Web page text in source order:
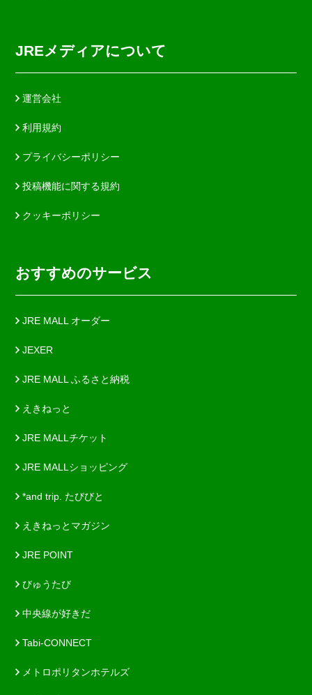
JREメディアについて
運営会社
利用規約
プライバシーポリシー
投稿機能に関する規約
クッキーポリシー
おすすめのサービス
JRE MALL オーダー
JEXER
JRE MALL ふるさと納税
えきねっと
JRE MALLチケット
JRE MALLショッピング
*and trip. たびびと
えきねっとマガジン
JRE POINT
びゅうたび
中央線が好きだ
Tabi-CONNECT
メトロポリタンホテルズ